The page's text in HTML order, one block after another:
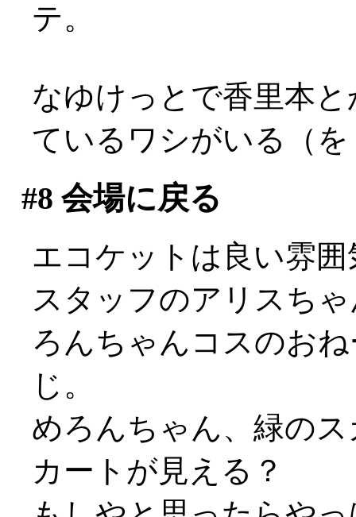
テ。
なゆけっとで香里本
ているワシがいる（を
#8 会場に戻る
エコケットは良い雰
スタッフのアリスち
ろんちゃんコスのお
じ。
めろんちゃん、緑の
カートが見える？